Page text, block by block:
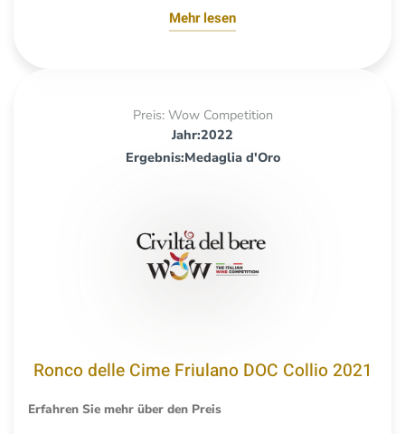
Mehr lesen
Preis: Wow Competition
Jahr:2022
Ergebnis:Medaglia d'Oro
Ronco delle Cime Friulano DOC Collio 2021
Erfahren Sie mehr über den Preis